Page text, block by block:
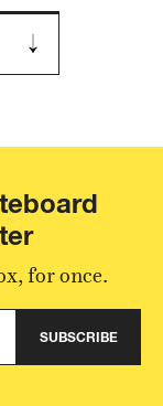
for once.
SUBSCRIBE